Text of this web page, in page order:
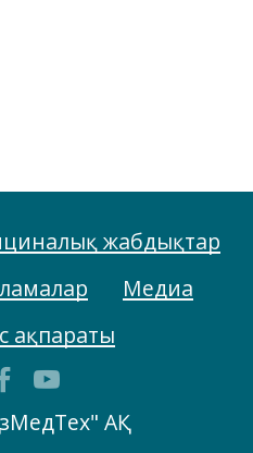
жабдықтар
Медиа
ақпараты
АҚ